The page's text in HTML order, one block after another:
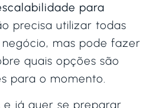
para
precisa utilizar todas
mas pode fazer
quais opções são
para o momento.
e já quer se preparar